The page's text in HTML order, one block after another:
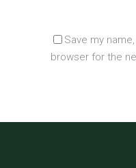
Save my
browser for the